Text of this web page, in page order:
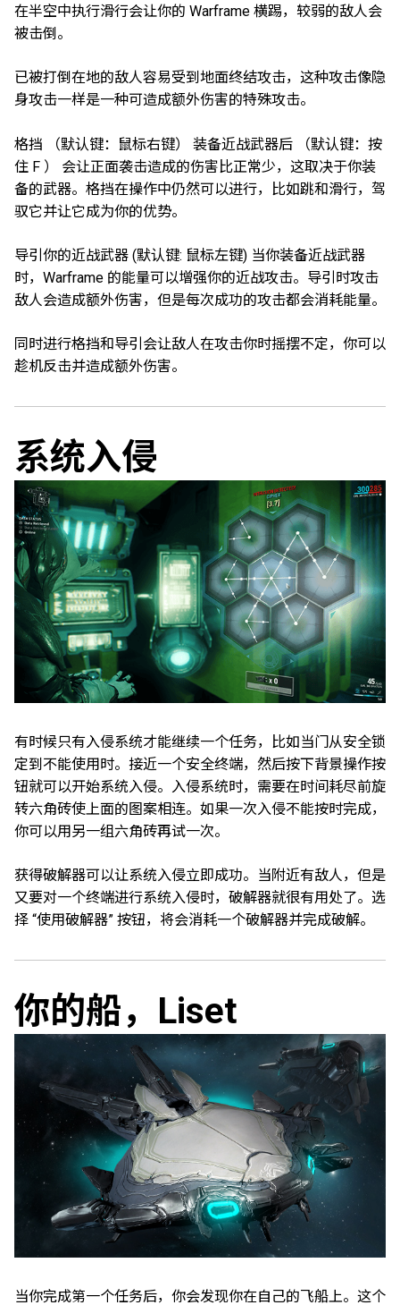
在半空中执行滑行会让你的 Warframe 横踢，较弱的敌人会
被击倒。
已被打倒在地的敌人容易受到地面终结攻击，这种攻击像隐
身攻击一样是一种可造成额外伤害的特殊攻击。
格挡 （默认键：鼠标右键） 装备近战武器后
（默认键：按
住 F ）
会让正面袭击造成的伤害比正常少，这取决于你装
备的武器。格挡在操作中仍然可以进行，比如跳和滑行，驾
驭它并让它成为你的优势。
导引你的近战武器 (默认键: 鼠标左键) 当你装备近战武器
时，Warframe 的能量可以增强你的近战攻击。导引时攻击
敌人会造成额外伤害，但是每次成功的攻击都会消耗能量。
同时进行格挡和导引会让敌人在攻击你时摇摆不定，你可以
趁机反击并造成额外伤害。
系统入侵
有时候只有入侵系统才能继续一个任务，比如当门从安全锁
定到不能使用时。接近一个安全终端，然后按下背景操作按
钮就可以开始系统入侵。入侵系统时，需要在时间耗尽前旋
转六角砖使上面的图案相连。如果一次入侵不能按时完成，
你可以用另一组六角砖再试一次。
获得破解器可以让系统入侵立即成功。当附近有敌人，但是
又要对一个终端进行系统入侵时，破解器就很有用处了。选
择 “使用破解器” 按钮，将会消耗一个破解器并完成破解。
你的船，Liset
当你完成第一个任务后，你会发现你在自己的飞船上。这个